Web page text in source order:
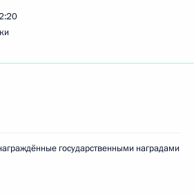
государственными наградами